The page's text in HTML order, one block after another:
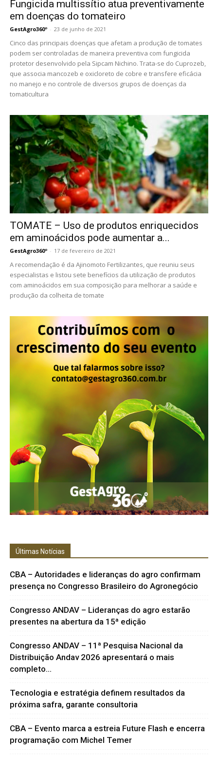
Fungicida multissítio atua preventivamente
em doenças do tomateiro
GestAgro360º - 23 de junho de 2021
Cinco das principais doenças que afetam a produção de tomates
podem ser controladas de maneira preventiva com fungicida
protetor desenvolvido pela Sipcam Nichino. Trata-se do Cuprozeb,
que associa mancozeb e oxicloreto de cobre e transfere eficácia
no manejo e no controle de diversos grupos de doenças da
tomaticultura
TOMATE – Uso de produtos enriquecidos
em aminoácidos pode aumentar a...
GestAgro360º - 17 de fevereiro de 2021
A recomendação é da Ajinomoto Fertilizantes, que reuniu seus
especialistas e listou sete benefícios da utilização de produtos
com aminoácidos em sua composição para melhorar a saúde e
produção da colheita de tomate
Últimas Notícias
CBA – Autoridades e lideranças do agro confirmam
presença no Congresso Brasileiro do Agronegócio
Congresso ANDAV – Lideranças do agro estarão
presentes na abertura da 15ª edição
Congresso ANDAV – 11ª Pesquisa Nacional da
Distribuição Andav 2026 apresentará o mais
completo...
Tecnologia e estratégia definem resultados da
próxima safra, garante consultoria
CBA – Evento marca a estreia Future Flash e encerra
programação com Michel Temer